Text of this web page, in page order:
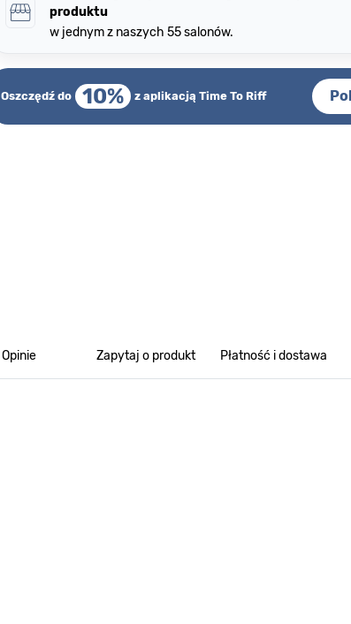
produktu
w jednym z naszych 55 salonów.
Oszczędź do 10% z aplikacją Time To Riff
Opinie Zapytaj o produkt Płatność i dostawa